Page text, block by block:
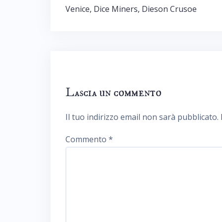
articoli
Venice, Dice Miners, Dieson Crusoe
Lascia un commento
Il tuo indirizzo email non sarà pubblicato.
Commento *